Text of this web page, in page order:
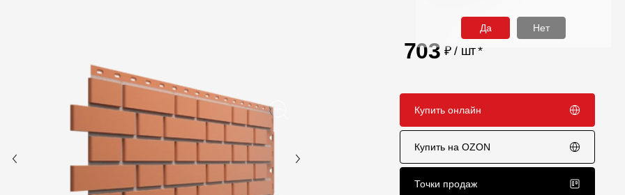
Текстуры
Фото объектов
Вопрос-ответ/Faq
Статьи
Отправка рекламации
703 ₽ / шт*
Купить онлайн
Купить на OZON
Точки продаж
Да Нет